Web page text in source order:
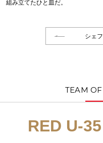
組み立てたひと皿だ。
シェ
TEAM
RED U-